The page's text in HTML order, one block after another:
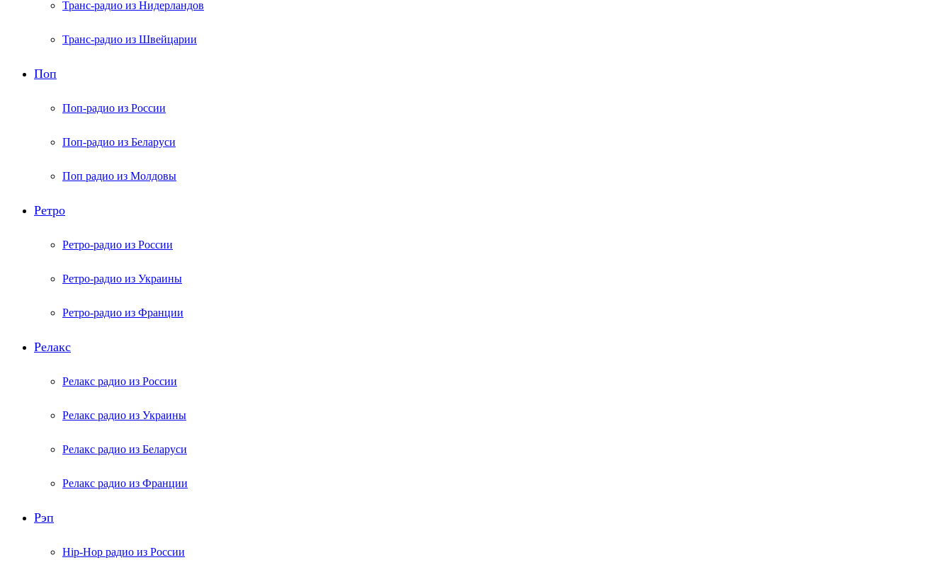
Транс-радио из Нидерландов
Транс-радио из Швейцарии
Поп
Поп-радио из России
Поп-радио из Беларуси
Поп радио из Молдовы
Ретро
Ретро-радио из России
Ретро-радио из Украины
Ретро-радио из Франции
Релакс
Релакс радио из России
Релакс радио из Украины
Релакс радио из Беларуси
Релакс радио из Франции
Рэп
Hip-Hop радио из России